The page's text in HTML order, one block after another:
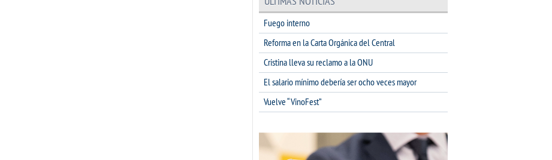
Fuego interno
Reforma en la Carta Orgánica del Central
Cristina lleva su reclamo a la ONU
El salario mínimo debería ser ocho veces mayor
Vuelve “VinoFest”